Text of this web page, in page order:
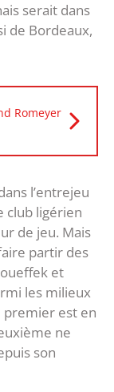
serait dans
de Bordeaux,
Romeyer
l’entrejeu
club ligérien
de jeu. Mais
partir des
et
les milieux
premier est en
ne
son